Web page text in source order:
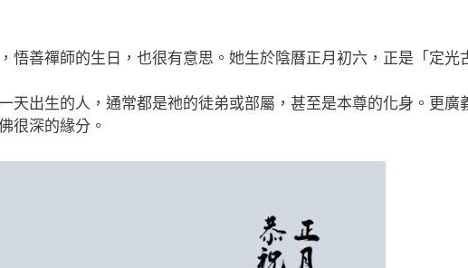
悟善禪師的生日，也很有意思。她生於陰曆正月初六，正是「定光
天出生的人，通常都是祂的徒弟或部屬，甚至是本尊的化身。更廣
很深的緣分。